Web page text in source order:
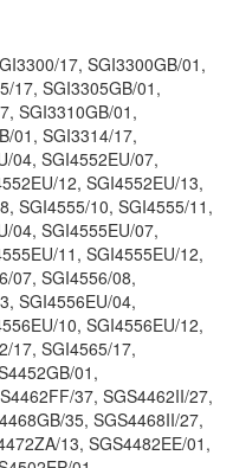
17, SGI3300GB/01,
17, SGI3305GB/01,
SGI3310GB/01,
01, SGI3314/17,
04, SGI4552EU/07,
12, SGI4552EU/13,
SGI4555/10, SGI4555/11,
04, SGI4555EU/07,
11, SGI4555EU/12,
07, SGI4556/08,
SGI4556EU/04,
10, SGI4556EU/12,
17, SGI4565/17,
01,
37, SGS4462II/27,
35, SGS4468II/27,
13, SGS4482EE/01,